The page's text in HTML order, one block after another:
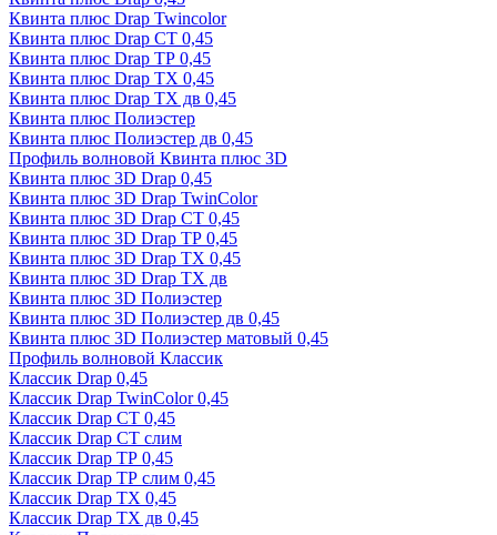
Квинта плюс Drap Twincolor
Квинта плюс Drap СТ 0,45
Квинта плюс Drap ТР 0,45
Квинта плюс Drap ТХ 0,45
Квинта плюс Drap ТХ дв 0,45
Квинта плюс Полиэстер
Квинта плюс Полиэстер дв 0,45
Профиль волновой Квинта плюс 3D
Квинта плюс 3D Drap 0,45
Квинта плюс 3D Drap TwinColor
Квинта плюс 3D Drap СТ 0,45
Квинта плюс 3D Drap ТР 0,45
Квинта плюс 3D Drap ТХ 0,45
Квинта плюс 3D Drap ТХ дв
Квинта плюс 3D Полиэстер
Квинта плюс 3D Полиэстер дв 0,45
Квинта плюс 3D Полиэстер матовый 0,45
Профиль волновой Классик
Классик Drap 0,45
Классик Drap TwinColor 0,45
Классик Drap СТ 0,45
Классик Drap СТ слим
Классик Drap ТР 0,45
Классик Drap ТР слим 0,45
Классик Drap ТХ 0,45
Классик Drap ТХ дв 0,45